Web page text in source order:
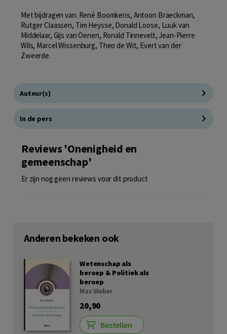
Met bijdragen van: René Boomkens, Antoon Braeckman,
Rutger Claassen, Tim Heysse, Donald Loose, Luuk van
Middelaar, Gijs van Oenen, Ronald Tinnevelt, Jean-Pierre
Wils, Marcel Wissenburg, Theo de Wit, Evert van der
Zweerde.
Auteur(s)
In de pers
Reviews 'Onenigheid en
gemeenschap'
Er zijn nog geen reviews voor dit product
Anderen bekeken ook
Wetenschap als
beroep & Politiek als
beroep
Max Weber
20,90
Bestellen